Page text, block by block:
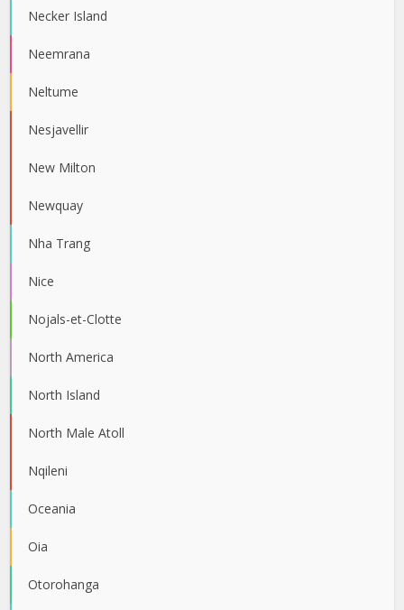
Necker Island
Neemrana
Neltume
Nesjavellir
New Milton
Newquay
Nha Trang
Nice
Nojals-et-Clotte
North America
North Island
North Male Atoll
Nqileni
Oceania
Oia
Otorohanga